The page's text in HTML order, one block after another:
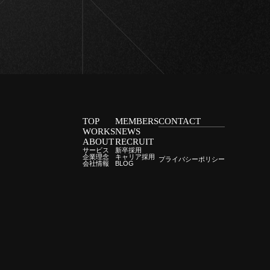
TOP
WORKS
ABOUT
サービス
企業理念
会社情報
MEMBERS
NEWS
RECRUIT
新卒採用
キャリア採用
BLOG
CONTACT
プライバシーポリシー